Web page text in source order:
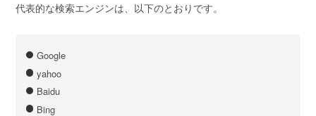
代表的な検索エンジンは、以下のとおりです。
Google
yahoo
Baidu
Bing